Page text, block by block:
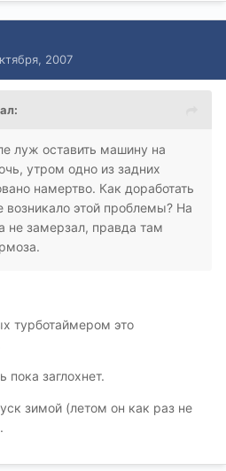
2007
луж оставить машину на
утром одно из задних
намертво. Как доработать
возникало этой проблемы? На
не замерзал, правда там
турботаймером это
пока заглохнет.
зимой (летом он как раз не